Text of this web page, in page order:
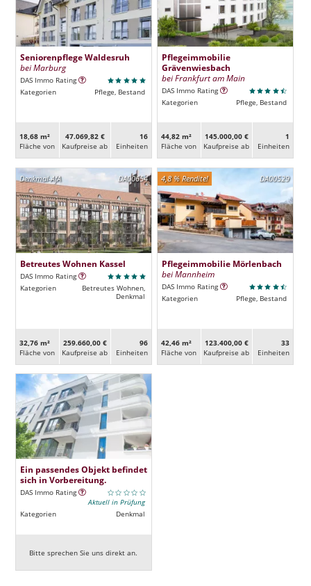
Seniorenpflege Waldesruh
bei Marburg
DAS Immo Rating
Kategorien
Pflege, Bestand
18,68 m²
Fläche von
47.069,82 €
Kaufpreise ab
16
Ein­heiten
Pflegeimmobilie
Grävenwiesbach
bei Frankfurt am Main
DAS Immo Rating
Kategorien
Pflege, Bestand
44,82 m²
Fläche von
145.000,00 €
Kaufpreise ab
1
Ein­heiten
DA00654
Denkmal-AfA
Betreutes Wohnen Kassel
DAS Immo Rating
Kategorien
Betreutes Wohnen,
Denkmal
32,76 m²
Fläche von
259.660,00 €
Kaufpreise ab
96
Ein­heiten
DA00529
4,8 % Rendite!
Pflegeimmobilie Mörlenbach
bei Mannheim
DAS Immo Rating
Kategorien
Pflege, Bestand
42,46 m²
Fläche von
123.400,00 €
Kaufpreise ab
33
Ein­heiten
Ein passendes Objekt befindet
sich in Vorbereitung.
DAS Immo Rating
Aktuell in Prüfung
Kategorien
Denkmal
Bitte sprechen Sie uns direkt an.